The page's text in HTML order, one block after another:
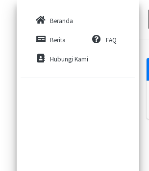
Beranda
Berita FAQ
Hubungi Kami